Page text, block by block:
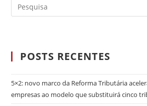
POSTS RECENTES
5×2: novo marco da Reforma Tributária
empresas ao modelo que substituirá cinco